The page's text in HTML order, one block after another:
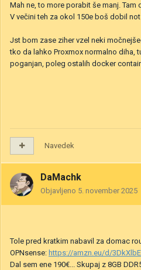
Mah ne, to more porabit še manj. Tam
V večini teh za okol 150e boš dobil
Jst bom zase ziher vzel neki
tko da lahko Proxmox normalno diha,
poganjan, poleg ostalih docker
Navedek
DaMachk
Objavljeno 5. november 2025
Tole pred kratkim nabavil za domac
OPNsense: https://amzn.eu/d/3DkXlbE
Dal sem ene 190€... Skupaj z 8GB